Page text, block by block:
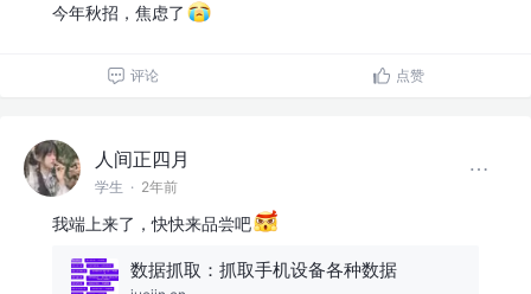
今年秋招，焦虑了
评论 点赞
人间正四月
学生 · 2年前
我端上来了，快快来品尝吧
数据抓取：抓取手机设备各种数据